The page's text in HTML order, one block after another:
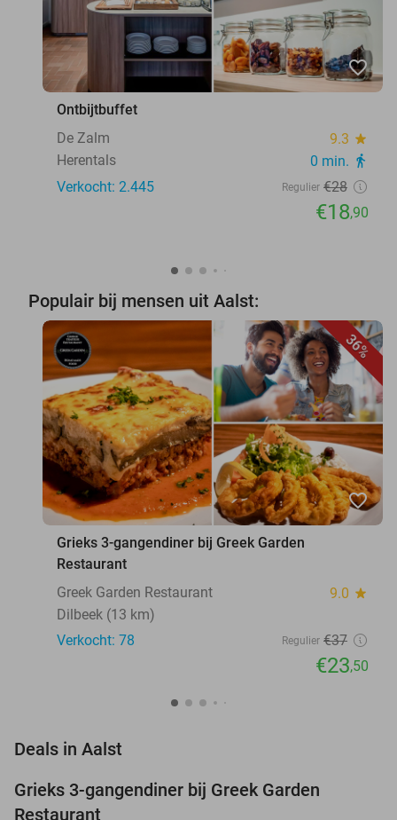
favorite_border
Ontbijtbuffet
De Zalm
9.3 star
Herentals 0 min. directions_walk
Verkocht: 2.445 Regulier €28
€18,90
Populair bij mensen uit Aalst:
36%
favorite_border
Grieks 3-gangendiner bij Greek Garden
Restaurant
Greek Garden Restaurant
9.0 star
Dilbeek (13 km)
Verkocht: 78
Regulier €37
€23,50
Deals in Aalst
Grieks 3-gangendiner bij Greek Garden
Restaurant